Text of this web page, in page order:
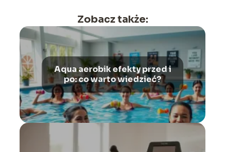
Zobacz także:
Aqua aerobik efekty przed i
po: co warto wiedzieć?